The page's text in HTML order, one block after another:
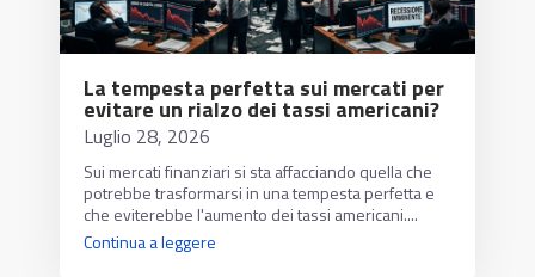
La tempesta perfetta sui mercati per
evitare un rialzo dei tassi americani?
Luglio 28, 2026
Sui mercati finanziari si sta affacciando quella che
potrebbe trasformarsi in una tempesta perfetta e
che eviterebbe l'aumento dei tassi americani....
Continua a leggere